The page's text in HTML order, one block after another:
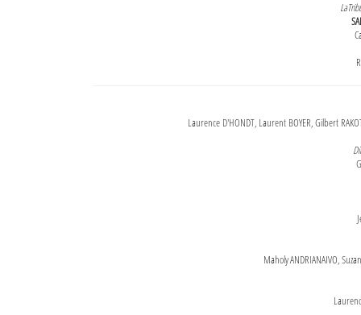
Laurence D'HONDT, Laurent BOYER, Gilbert
Maholy ANDRIANAIVO,